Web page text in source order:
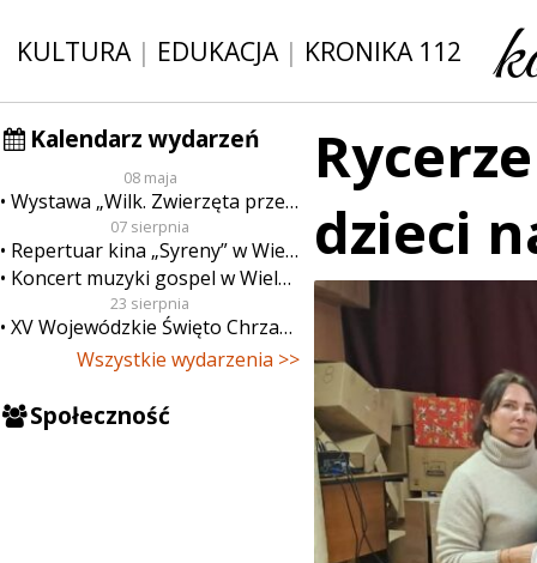
KULTURA| EDUKACJA| KRONIKA 112
Kalendarz wydarzeń
08 maja
Wystawa „Wilk. Zwierzęta przeklęte”
07 sierpnia
Repertuar kina „Syreny” w Wieluniu w dn. od 7 do 13 sierpnia
Koncert muzyki gospel w Wieluniu
23 sierpnia
XV Wojewódzkie Święto Chrzanu
Wszystkie wydarzenia >>
Społeczność
dzieci